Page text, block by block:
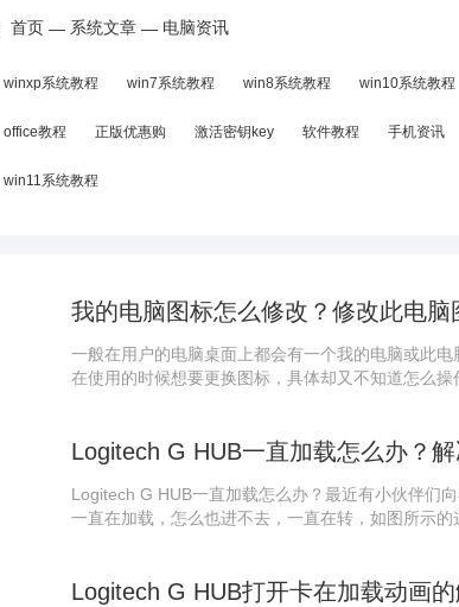
首页 — 系统文章 — 电脑资讯
winxp系统教程 win7系统教程 win8系统教程 win10系统教程
office教程 正版优惠购 激活密钥key 软件教程 手机资讯
win11系统教程
我的电脑图标怎么修改？修改此电脑
一般在用户的电脑桌面上都会有一个我的电脑或此
在使用的时候想要更换图标，具体却又不知道怎么
Logitech G HUB一直加载怎么办？最近有小伙伴们
一直在加载，怎么也进不去，一直在转，如图所示
Logitech G HUB打开卡在加载动画